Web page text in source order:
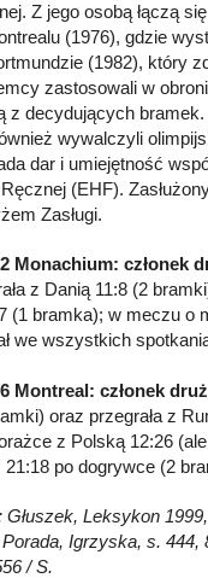
Z jego osobą łączą
(1976), gdzie
(1982), który
zastosowali w
z decydujących
wywalczyli
dar i umiejętność
Ręcznej (EHF).
Zasługi.
Monachium: członek
z Danią 11:8 (2
(1 bramka); w meczu o
we wszystkich
Montreal: członek
oraz przegrała z
z Polską 12:26
21:18 po dogrywce (2
Głuszek, Leksykon
Igrzyska, s.
/ S.